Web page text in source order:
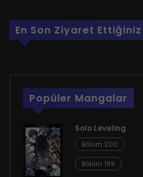
En Son Ziyaret
Popüler Mangalar
Solo Leveling
Bölüm 200
Bölüm 199